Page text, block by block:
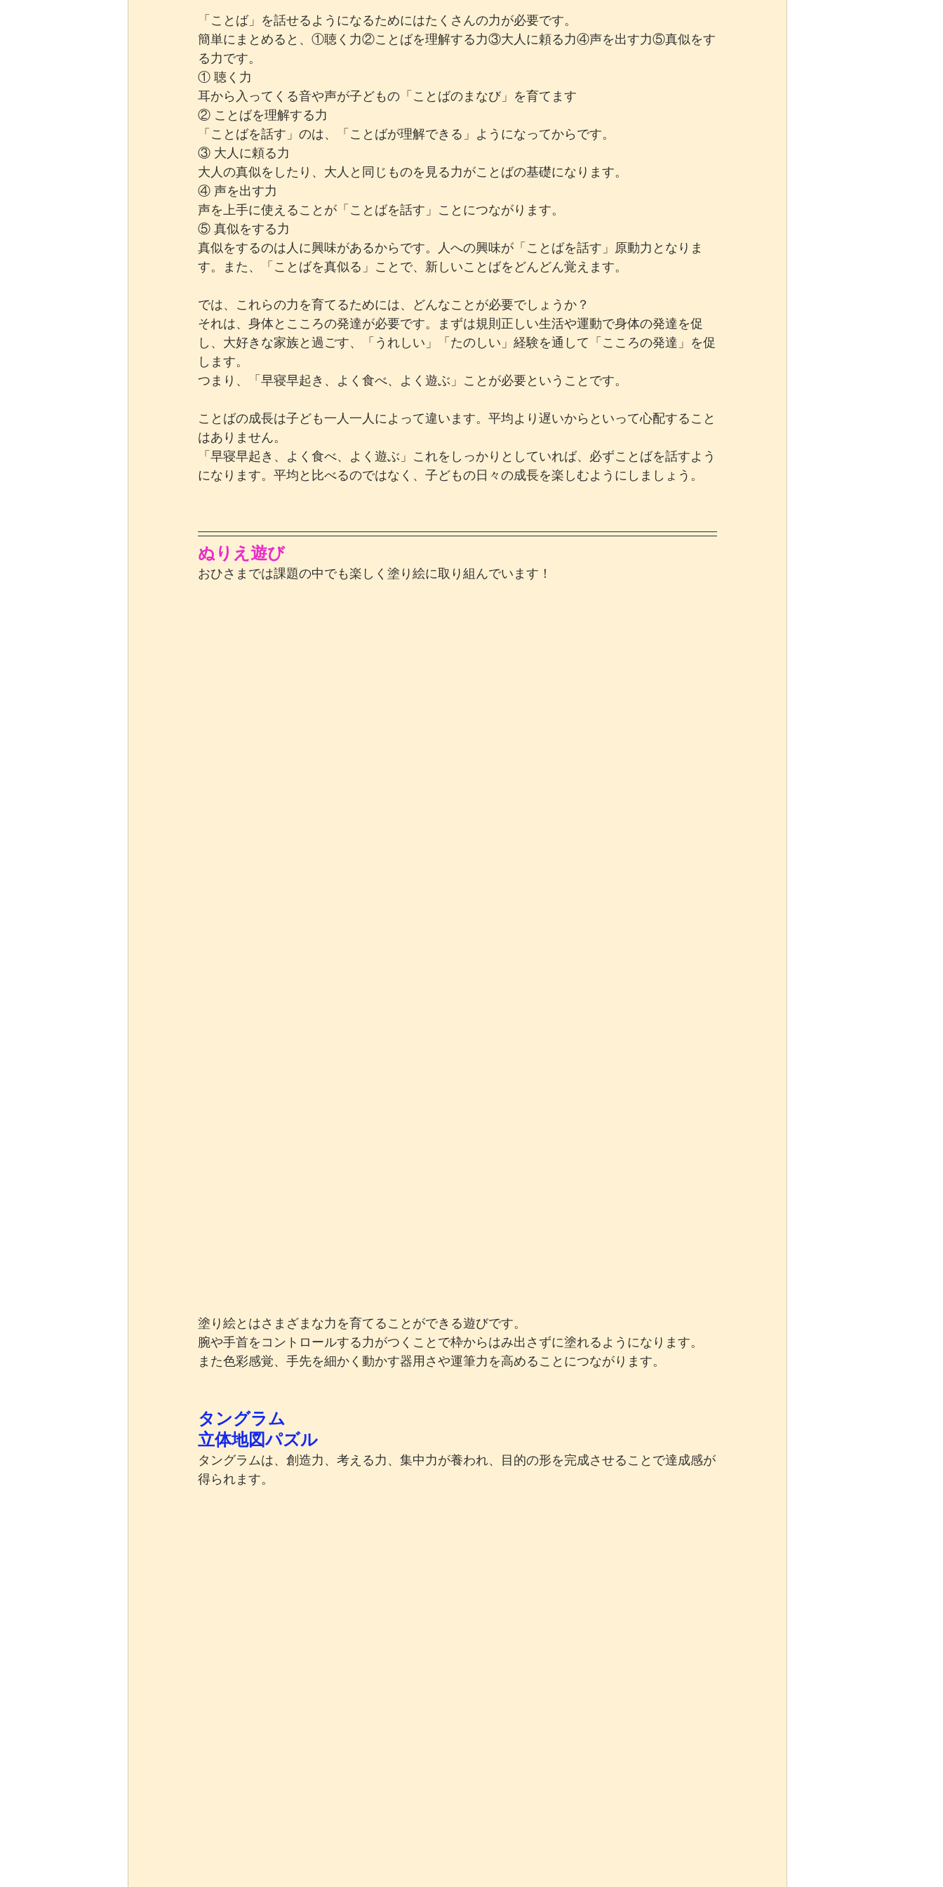
「ことば」を話せるようになるためにはたくさんの力が必要です。
簡単にまとめると、①聴く力②ことばを理解する力③大人に頼る力④声を出す力⑤真似をす
る力です。
① 聴く力
耳から入ってくる音や声が子どもの「ことばのまなび」を育てます
② ことばを理解する力
「ことばを話す」のは、「ことばが理解できる」ようになってからです。
③ 大人に頼る力
大人の真似をしたり、大人と同じものを見る力がことばの基礎になります。
④ 声を出す力
声を上手に使えることが「ことばを話す」ことにつながります。
⑤ 真似をする力
真似をするのは人に興味があるからです。人への興味が「ことばを話す」原動力となりま
す。また、「ことばを真似る」ことで、新しいことばをどんどん覚えます。
では、これらの力を育てるためには、どんなことが必要でしょうか？
それは、身体とこころの発達が必要です。まずは規則正しい生活や運動で身体の発達を促
し、大好きな家族と過ごす、「うれしい」「たのしい」経験を通して「こころの発達」を促
します。
つまり、「早寝早起き、よく食べ、よく遊ぶ」ことが必要ということです。
ことばの成長は子ども一人一人によって違います。平均より遅いからといって心配すること
はありません。
「早寝早起き、よく食べ、よく遊ぶ」これをしっかりとしていれば、必ずことばを話すよう
になります。平均と比べるのではなく、子どもの日々の成長を楽しむようにしましょう。
ぬりえ遊び
おひさまでは課題の中でも楽しく塗り絵に取り組んでいます！
塗り絵とはさまざまな力を育てることができる遊びです。
腕や手首をコントロールする力がつくことで枠からはみ出さずに塗れるようになります。
また色彩感覚、手先を細かく動かす器用さや運筆力を高めることにつながります。
タングラム
立体地図パズル
タングラムは、創造力、考える力、集中力が養われ、目的の形を完成させることで達成感が
得られます。